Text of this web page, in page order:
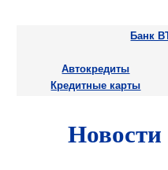
Банк
Автокредиты
Кредитные карты